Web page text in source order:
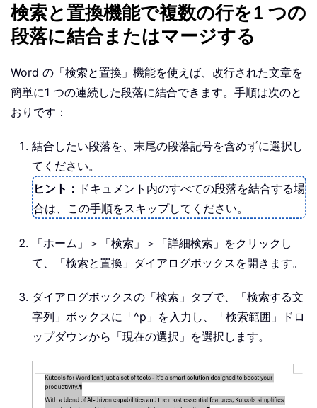
検索と置換機能で複数の行を1 つの
段落に結合またはマージする
Word の「検索と置換」機能を使えば、改行された文章を
簡単に1 つの連続した段落に結合できます。手順は次のと
おりです：
結合したい段落を、末尾の段落記号を含めずに選択し
てください。
ヒント： ドキュメント内のすべての段落を結合する場
合は、この手順をスキップしてください。
「ホーム」＞「検索」＞「詳細検索」をクリックし
て、「検索と置換」ダイアログボックスを開きます。
ダイアログボックスの「検索」タブで、「検索する文
字列」ボックスに「^p 」を入力し、「検索範囲」ドロ
ップダウンから「現在の選択」を選択します。